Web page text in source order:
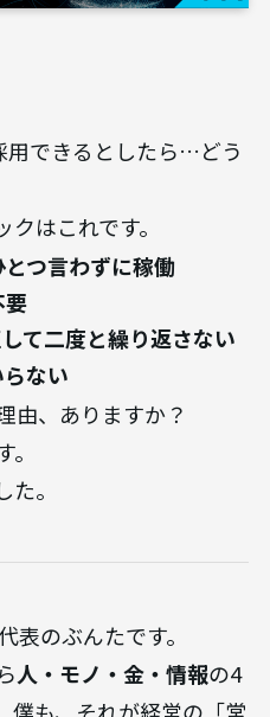
用できるとしたら…どう
はこれです。
つ言わずに稼働
要
て二度と繰り返さない
ない
由、ありますか？
。
表のぶんたです。
人・モノ・金・情報の4
僕も、それが経営の「常